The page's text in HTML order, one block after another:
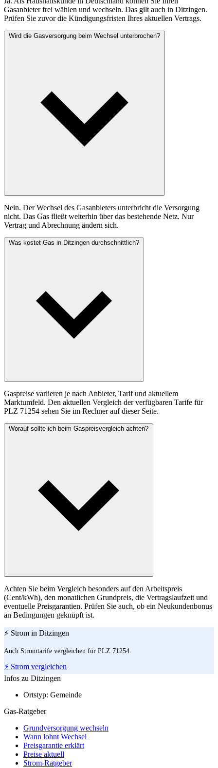
Gasanbieter frei wählen und wechseln. Das gilt auch in Ditzingen.
Prüfen Sie zuvor die Kündigungsfristen Ihres aktuellen Vertrags.
Wird die Gasversorgung beim Wechsel unterbrochen?
Nein. Der Wechsel des Gasanbieters unterbricht die Versorgung
nicht. Das Gas fließt weiterhin über das bestehende Netz. Nur
Vertrag und Abrechnung ändern sich.
Was kostet Gas in Ditzingen durchschnittlich?
Gaspreise variieren je nach Anbieter, Tarif und aktuellem
Marktumfeld. Den aktuellen Vergleich der verfügbaren Tarife für
PLZ 71254 sehen Sie im Rechner auf dieser Seite.
Worauf sollte ich beim Gaspreisvergleich achten?
Achten Sie beim Vergleich besonders auf den Arbeitspreis
(Cent/kWh), den monatlichen Grundpreis, die Vertragslaufzeit und
eventuelle Preisgarantien. Prüfen Sie auch, ob ein Neukundenbonus
an Bedingungen geknüpft ist.
⚡ Strom in Ditzingen
Auch Stromtarife vergleichen für PLZ 71254.
⚡ Strom vergleichen
Infos zu Ditzingen
Ortstyp: Gemeinde
Gas-Ratgeber
Grundversorgung wechseln
Wann lohnt Wechsel
Preisgarantie erklärt
Preise aktuell
Strom-Ratgeber